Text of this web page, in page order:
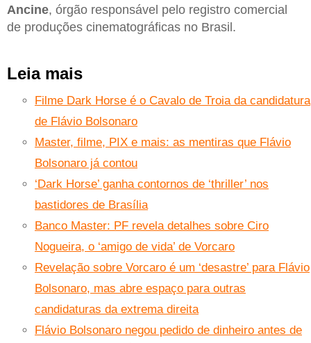
Ancine, órgão responsável pelo registro comercial
de produções cinematográficas no Brasil.
Leia mais
Filme Dark Horse é o Cavalo de Troia da candidatura
de Flávio Bolsonaro
Master, filme, PIX e mais: as mentiras que Flávio
Bolsonaro já contou
‘Dark Horse’ ganha contornos de ‘thriller’ nos
bastidores de Brasília
Banco Master: PF revela detalhes sobre Ciro
Nogueira, o ‘amigo de vida’ de Vorcaro
Revelação sobre Vorcaro é um ‘desastre’ para Flávio
Bolsonaro, mas abre espaço para outras
candidaturas da extrema direita
Flávio Bolsonaro negou pedido de dinheiro antes de